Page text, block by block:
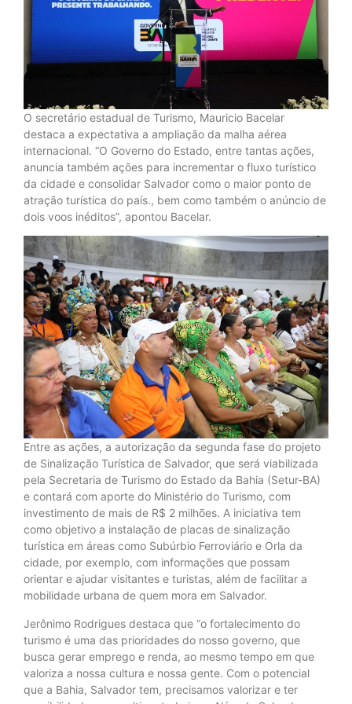
O secretário estadual de Turismo, Mauricio Bacelar
destaca a expectativa a ampliação da malha aérea
internacional. “O Governo do Estado, entre tantas ações,
anuncia também ações para incrementar o fluxo turístico
da cidade e consolidar Salvador como o maior ponto de
atração turística do país., bem como também o anúncio de
dois voos inéditos”, apontou Bacelar.
Entre as ações, a autorização da segunda fase do projeto
de Sinalização Turística de Salvador, que será viabilizada
pela Secretaria de Turismo do Estado da Bahia (Setur-BA)
e contará com aporte do Ministério do Turismo, com
investimento de mais de R$ 2 milhões. A iniciativa tem
como objetivo a instalação de placas de sinalização
turística em áreas como Subúrbio Ferroviário e Orla da
cidade, por exemplo, com informações que possam
orientar e ajudar visitantes e turistas, além de facilitar a
mobilidade urbana de quem mora em Salvador.
Jerônimo Rodrigues destaca que “o fortalecimento do
turismo é uma das prioridades do nosso governo, que
busca gerar emprego e renda, ao mesmo tempo em que
valoriza a nossa cultura e nossa gente. Com o potencial
que a Bahia, Salvador tem, precisamos valorizar e ter